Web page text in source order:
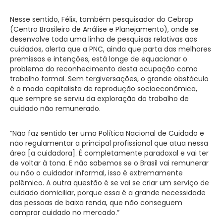
Nesse sentido, Félix, também pesquisador do Cebrap
(Centro Brasileiro de Análise e Planejamento), onde se
desenvolve toda uma linha de pesquisas relativas aos
cuidados, alerta que a PNC, ainda que parta das melhores
premissas e intenções, está longe de equacionar o
problema do reconhecimento desta ocupação como
trabalho formal. Sem tergiversações, o grande obstáculo
é o modo capitalista de reprodução socioeconômica,
que sempre se serviu da exploração do trabalho de
cuidado não remunerado.
“Não faz sentido ter uma Política Nacional de Cuidado e
não regulamentar a principal profissional que atua nessa
área [a cuidadora]. É completamente paradoxal e vai ter
de voltar à tona. E não sabemos se o Brasil vai remunerar
ou não o cuidador informal, isso é extremamente
polêmico. A outra questão é se vai se criar um serviço de
cuidado domiciliar, porque essa é a grande necessidade
das pessoas de baixa renda, que não conseguem
comprar cuidado no mercado.”